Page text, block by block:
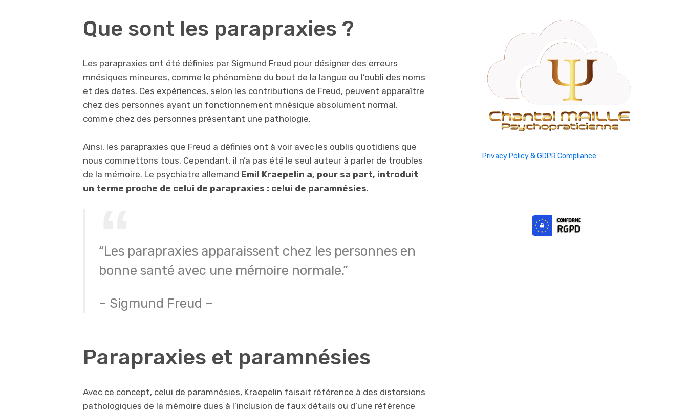
Que sont les parapraxies ?
Les parapraxies ont été définies par Sigmund Freud pour désigner des erreurs
mnésiques mineures, comme le phénomène du bout de la langue ou l’oubli des noms
et des dates. Ces expériences, selon les contributions de Freud, peuvent apparaître
chez des personnes ayant un fonctionnement mnésique absolument normal,
comme chez des personnes présentant une pathologie.
Ainsi, les parapraxies que Freud a définies ont à voir avec les oublis quotidiens que
nous commettons tous. Cependant, il n’a pas été le seul auteur à parler de troubles
de la mémoire. Le psychiatre allemand Emil Kraepelin a, pour sa part, introduit
un terme proche de celui de parapraxies : celui de paramnésies.
“Les parapraxies apparaissent chez les personnes en
bonne santé avec une mémoire normale.”
– Sigmund Freud –
Parapraxies et paramnésies
Avec ce concept, celui de paramnésies, Kraepelin faisait référence à des distorsions
pathologiques de la mémoire dues à l’inclusion de faux détails ou d’une référence
Privacy Policy & GDPR Compliance